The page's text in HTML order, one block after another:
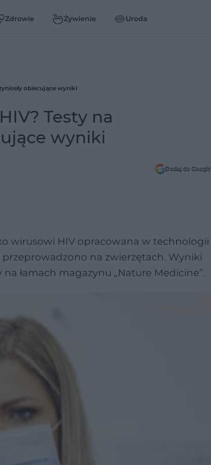
Zdrowie Żywienie Uroda
obiecujące wyniki
Testy na
wyniki
Dodaj do Google
wirusowi HIV opracowana w technologii
na zwierzętach. Wyniki
łamach magazynu „Nature Medicine”.